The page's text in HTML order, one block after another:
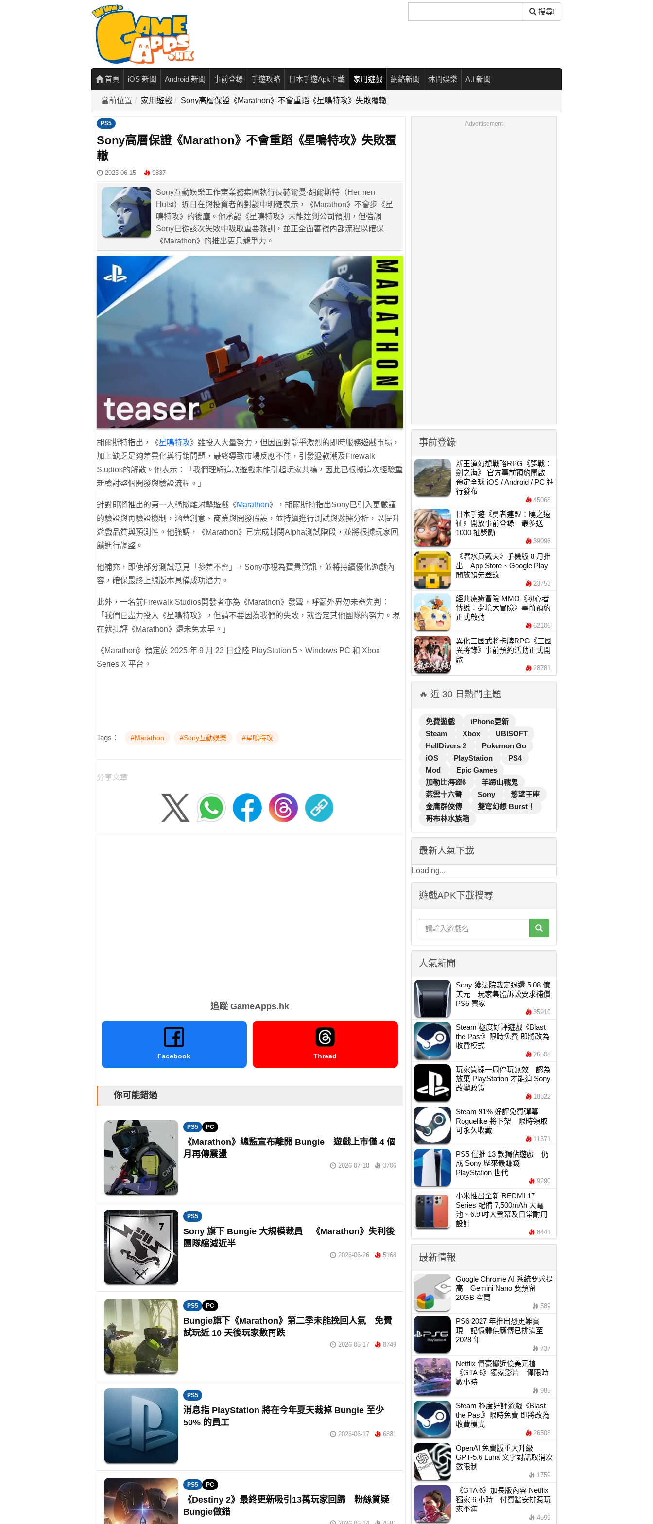
尋
搜尋!
首頁 iOS 新聞 Android 新聞 事前登錄 手遊攻略 日本手遊Apk下載 家用遊戲 網絡新聞 休閒娛樂 A.I 新聞
當前位置 家用遊戲 Sony高層保證《Marathon》不會重蹈《星鳴特攻》失敗覆轍
PS5
Sony高層保證《Marathon》不會重蹈《星鳴特攻》失敗覆
轍
2025-06-15 9837
Sony互動娛樂工作室業務集團執行長赫爾曼·胡爾斯特（Hermen
Hulst）近日在與投資者的對談中明確表示，《Marathon》不會步《星
鳴特攻》的後塵。他承認《星鳴特攻》未能達到公司預期，但強調
Sony已從該次失敗中吸取重要教訓，並正全面審視內部流程以確保
《Marathon》的推出更具競爭力。
胡爾斯特指出，《星鳴特攻》雖投入大量努力，但因面對競爭激烈的即時服務遊戲市場，
加上缺乏足夠差異化與行銷問題，最終導致市場反應不佳，引發退款潮及Firewalk
Studios的解散。他表示：「我們理解這款遊戲未能引起玩家共鳴，因此已根據這次經驗重
新檢討整個開發與驗證流程。」
針對即將推出的第一人稱撤離射擊遊戲《Marathon》，胡爾斯特指出Sony已引入更嚴謹
的驗證與再驗證機制，涵蓋創意、商業與開發假設，並持續進行測試與數據分析，以提升
遊戲品質與預測性。他強調，《Marathon》已完成封閉Alpha測試階段，並將根據玩家回
饋進行調整。
他補充，即使部分測試意見「參差不齊」，Sony亦視為寶貴資訊，並將持續優化遊戲內
容，確保最終上線版本具備成功潛力。
此外，一名前Firewalk Studios開發者亦為《Marathon》發聲，呼籲外界勿未審先判：
「我們已盡力投入《星鳴特攻》，但請不要因為我們的失敗，就否定其他團隊的努力。現
在就批評《Marathon》還未免太早。」
《Marathon》預定於 2025 年 9 月 23 日登陸 PlayStation 5、Windows PC 和 Xbox
Series X 平台。
Tags： #Marathon #Sony互動娛樂 #星鳴特攻
分享文章
追蹤 GameApps.hk
Facebook Thread
你可能錯過
PS5 PC
《Marathon》總監宣布離開 Bungie 遊戲上市僅 4 個
月再傳震盪
2026-07-18 3706
PS5
Sony 旗下 Bungie 大規模裁員 《Marathon》失利後
團隊縮減近半
2026-06-26 5168
PS5 PC
Bungie旗下《Marathon》第二季未能挽回人氣 免費
試玩近 10 天後玩家數再跌
2026-06-17 8749
PS5
消息指 PlayStation 將在今年夏天裁掉 Bungie 至少
50% 的員工
2026-06-17 6881
PS5 PC
《Destiny 2》最終更新吸引13萬玩家回歸 粉絲質疑
Bungie做錯
Advertisement
事前登錄
新王道幻想戰略RPG《夢戰：
劍之海》 官方事前預約開啟
預定全球 iOS / Android / PC 進
行發布
45068
日本手遊《勇者連盟：曉之遠
征》開放事前登錄 最多送
1000 抽獎勵
39096
《潛水員戴夫》手機版 8 月推
出 App Store、Google Play
開放預先登錄
23753
經典療癒冒險 MMO《初心者
傳說：夢境大冒險》事前預約
正式啟動
62106
異化三國武將卡牌RPG《三國
異將錄》事前預約活動正式開
啟
28781
🔥 近 30 日熱門主題
免費遊戲
iPhone更新
Steam
Xbox
UBISOFT
HellDivers 2
Pokemon Go
iOS
PlayStation
PS4
Mod
Epic Games
加勒比海盜6
羊蹄山戰鬼
燕雲十六聲
Sony
慾望王座
金庸群俠傳
雙穹幻想 Burst！
哥布林水族箱
最新人氣下載
Loading...
遊戲APK下載搜尋
人氣新聞
Sony 獲法院裁定退還 5.08 億
美元 玩家集體訴訟要求補償
PS5 買家
35910
Steam 極度好評遊戲《Blast
the Past》限時免費 即將改為
收費模式
26508
玩家質疑一周停玩無效 認為
放棄 PlayStation 才能迫 Sony
改變政策
18822
Steam 91% 好評免費彈幕
Roguelike 將下架 限時領取
可永久收藏
11371
PS5 僅推 13 款獨佔遊戲 仍
成 Sony 歷來最賺錢
PlayStation 世代
9290
小米推出全新 REDMI 17
Series 配備 7,500mAh 大電
池、6.9 吋大螢幕及日常耐用
設計
8441
最新情報
Google Chrome AI 系統要求提
高 Gemini Nano 要預留
20GB 空間
589
PS6 2027 年推出恐更難實
現 記憶體供應傳已排滿至
2028 年
737
Netflix 傳豪擲近億美元搶
《GTA 6》獨家影片 僅限時
數小時
985
Steam 極度好評遊戲《Blast
the Past》限時免費 即將改為
收費模式
26508
OpenAI 免費版重大升級
GPT-5.6 Luna 文字對話取消次
數限制
1759
《GTA 6》加長版內容 Netflix
獨家 6 小時 付費牆安排惹玩
家不滿
4599